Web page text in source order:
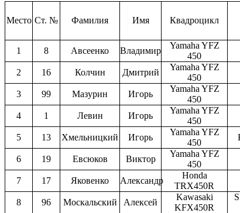
Место Ст. № Фамилия Имя Квадроцикл
1 8 Авсеенко Владимир
Yamaha YFZ
450
2 16 Колчин Дмитрий
Yamaha YFZ
450
3 99 Мазурин Игорь
Yamaha YFZ
450
4 1 Левин Игорь
Yamaha YFZ
450
5 13 Хмельницкий Игорь
Yamaha YFZ
450
6 19 Евсюков Виктор
Yamaha YFZ
450
7 17 Яковенко Александр
Honda
TRX450R
8 96 Москальский Алексей
Kawasaki
KFX450R